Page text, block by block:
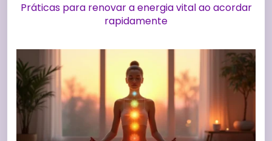
Práticas para renovar a energia vital ao acordar
rapidamente